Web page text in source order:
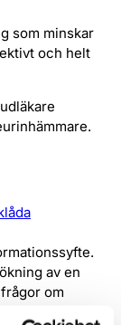
som minskar
och helt
av en
om